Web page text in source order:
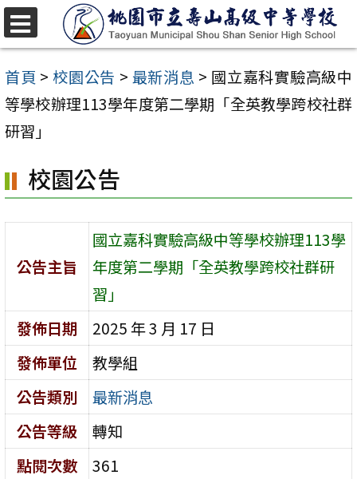
跳
至
主
要
內
區
首頁 > 校園公告 > 最新消息 > 國立嘉科實驗高級中
等學校辦理113學年度第二學期「全英教學跨校社群
研習」
校園公告
公告主旨
國立嘉科實驗高級中等學校辦理113學
年度第二學期「全英教學跨校社群研
習」
發佈日期
2025 年 3 月 17 日
發佈單位
教學組
公告類別
最新消息
公告等級
轉知
點閱次數
361
選
單